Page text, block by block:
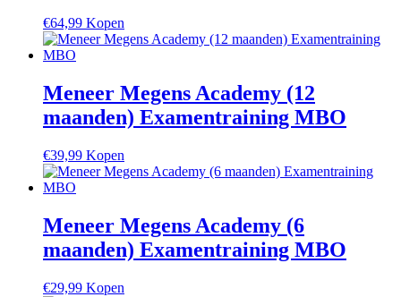
€64,99 Kopen
Meneer Megens Academy (12
maanden) Examentraining MBO
€39,99 Kopen
Meneer Megens Academy (6
maanden) Examentraining MBO
€29,99 Kopen